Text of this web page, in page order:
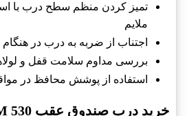
تمیز کردن منظم سطح درب با
ملایم
اجتناب از ضربه به درب در
بررسی مداوم سلامت قفل و
استفاده از پوشش محافظ در
خرید درب صندوق عقب MVM 530